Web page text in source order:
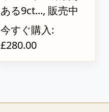
ある9ct..., 販売中
今すぐ購入:
£280.00